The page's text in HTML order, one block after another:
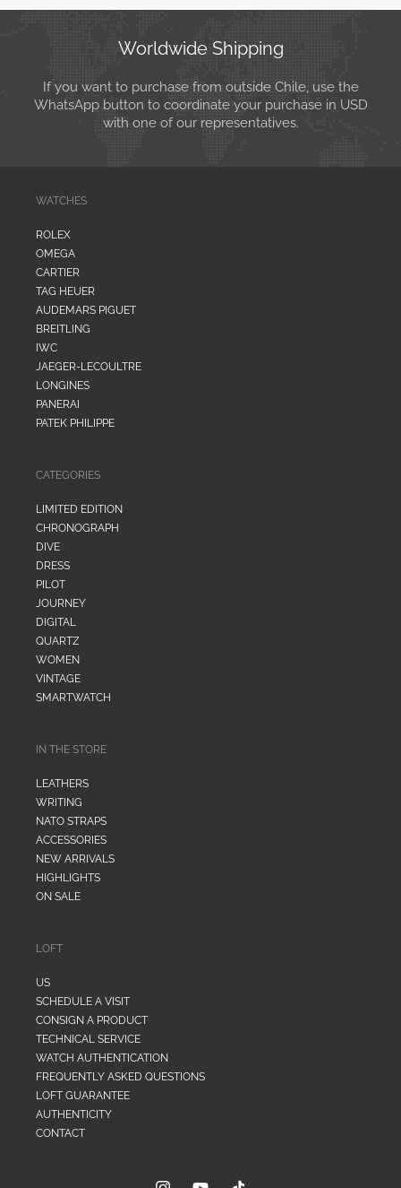
Worldwide Shipping
If you want to purchase from outside Chile, use the
WhatsApp button to coordinate your purchase in USD
with one of our representatives.
WATCHES
ROLEX
OMEGA
CARTIER
TAG HEUER
AUDEMARS PIGUET
BREITLING
IWC
JAEGER-LECOULTRE
LONGINES
PANERAI
PATEK PHILIPPE
CATEGORIES
LIMITED EDITION
CHRONOGRAPH
DIVE
DRESS
PILOT
JOURNEY
DIGITAL
QUARTZ
WOMEN
VINTAGE
SMARTWATCH
IN THE STORE
LEATHERS
WRITING
NATO STRAPS
ACCESSORIES
NEW ARRIVALS
HIGHLIGHTS
ON SALE
LOFT
US
SCHEDULE A VISIT
CONSIGN A PRODUCT
TECHNICAL SERVICE
WATCH AUTHENTICATION
FREQUENTLY ASKED QUESTIONS
LOFT GUARANTEE
AUTHENTICITY
CONTACT